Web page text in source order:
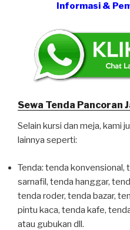
Informasi &
Sewa Tenda Pancoran
Selain kursi dan meja, kami
lainnya seperti:
Tenda: tenda
sarnafil, tenda hanggar,
tenda roder, tenda bazar,
pintu kaca, tenda kafe,
atau gubukan dll.